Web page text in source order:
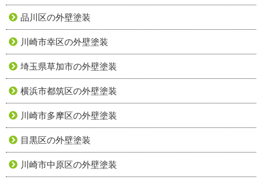
品川区の外壁塗装
川崎市幸区の外壁塗装
埼玉県草加市の外壁塗装
横浜市都筑区の外壁塗装
川崎市多摩区の外壁塗装
目黒区の外壁塗装
川崎市中原区の外壁塗装